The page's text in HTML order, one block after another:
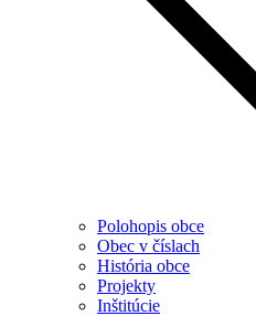
Polohopis obce
Obec v číslach
História obce
Projekty
Inštitúcie